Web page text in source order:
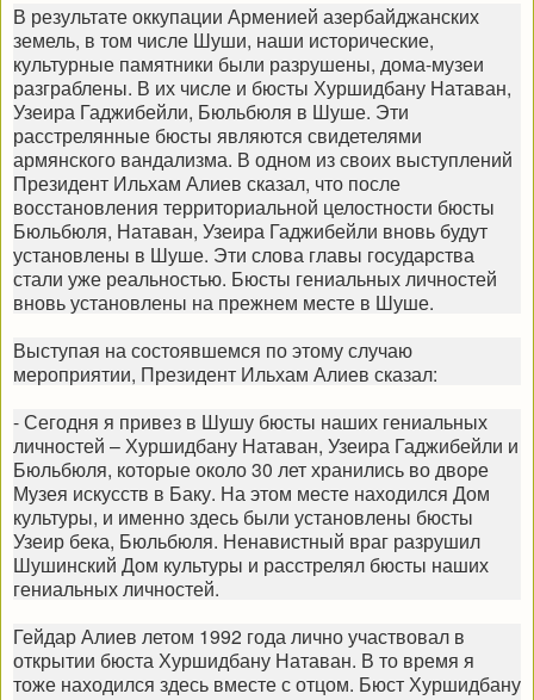
В результате оккупации Арменией азербайджанских
земель, в том числе Шуши, наши исторические,
культурные памятники были разрушены, дома-музеи
разграблены. В их числе и бюсты Хуршидбану Натаван,
Узеира Гаджибейли, Бюльбюля в Шуше. Эти
расстрелянные бюсты являются свидетелями
армянского вандализма. В одном из своих выступлений
Президент Ильхам Алиев сказал, что после
восстановления территориальной целостности бюсты
Бюльбюля, Натаван, Узеира Гаджибейли вновь будут
установлены в Шуше. Эти слова главы государства
стали уже реальностью. Бюсты гениальных личностей
вновь установлены на прежнем месте в Шуше.
Выступая на состоявшемся по этому случаю
мероприятии, Президент Ильхам Алиев сказал:
- Сегодня я привез в Шушу бюсты наших гениальных
личностей – Хуршидбану Натаван, Узеира Гаджибейли и
Бюльбюля, которые около 30 лет хранились во дворе
Музея искусств в Баку. На этом месте находился Дом
культуры, и именно здесь были установлены бюсты
Узеир бека, Бюльбюля. Ненавистный враг разрушил
Шушинский Дом культуры и расстрелял бюсты наших
гениальных личностей.
Гейдар Алиев летом 1992 года лично участвовал в
открытии бюста Хуршидбану Натаван. В то время я
тоже находился здесь вместе с отцом. Бюст Хуршидбану